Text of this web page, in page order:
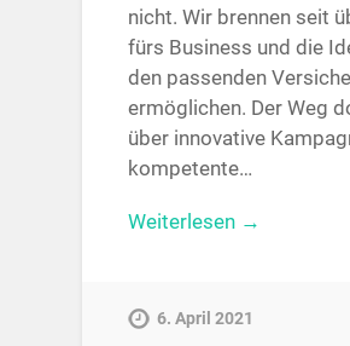
nicht. Wir brennen seit
fürs Business und die
den passenden
ermöglichen. Der Weg
über innovative
kompetente…
Weiterlesen →
6. April 2021